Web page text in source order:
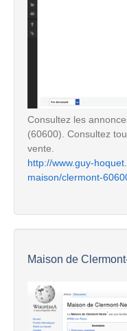
Consultez les
(60600). Consultez
vente.
http://www.guy-
maison/clermont-
Maison de